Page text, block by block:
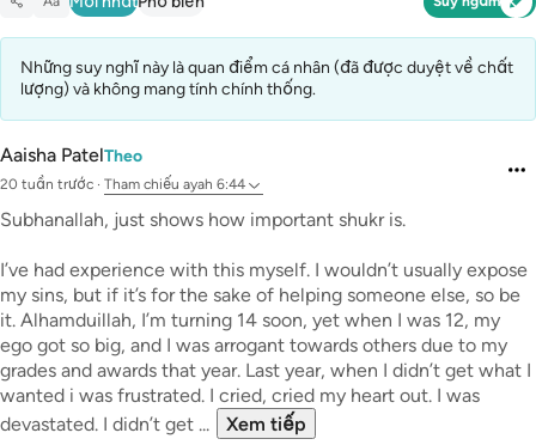
Những suy nghĩ này là quan điểm cá nhân (đã được duyệt về chất
lượng) và không mang tính chính thống.
Aaisha PatelTheo
20 tuần trước · Tham chiếu ayah 6:44
Subhanallah, just shows how important shukr is.
I’ve had experience with this myself. I wouldn’t usually expose
my sins, but if it’s for the sake of helping someone else, so be
it. Alhamduillah, I’m turning 14 soon, yet when I was 12, my
ego got so big, and I was arrogant towards others due to my
grades and awards that year. Last year, when I didn’t get what I
wanted i was frustrated. I cried, cried my heart out. I was
devastated. I didn’t get ...
Xem tiếp